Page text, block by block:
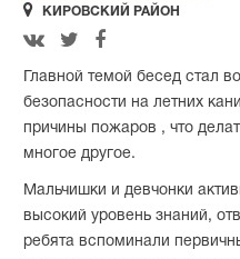
 КИРОВСКИЙ РАЙОН
  
Главной темой бесед стал
безопасности на летних
причины пожаров , что
многое другое.
Мальчишки и девчонки
высокий уровень знаний,
ребята вспоминали